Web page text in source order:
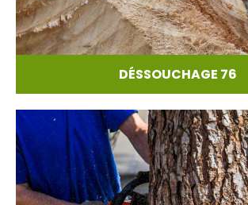
DÉSSOUCHAGE 76